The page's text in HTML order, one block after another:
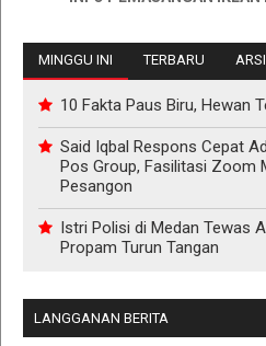
MINGGU INI TERBARU
10 Fakta Paus Biru, Hewan
Said Iqbal Respons Cepat
Pos Group, Fasilitasi Zoom
Pesangon
Istri Polisi di Medan Tewas
Propam Turun Tangan
LANGGANAN BERITA